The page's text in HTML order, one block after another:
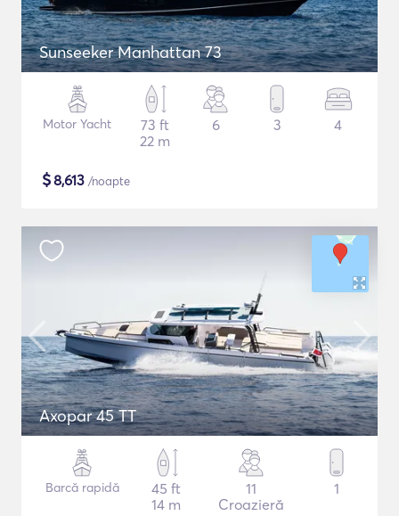
Sunseeker Manhattan 73
Motor Yacht
73 ft
22 m
6 3 4
$8,613 /noapte
Axopar 45 TT
Barcă rapidă
45 ft
14 m
11
Croazieră
1